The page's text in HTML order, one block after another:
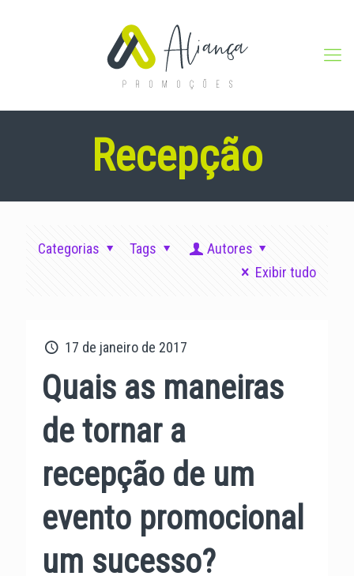
Recepção
Categorias Tags
Autores
Exibir tudo
17 de janeiro de 2017
Quais as maneiras
de tornar a
recepção de um
evento promocional
um sucesso?